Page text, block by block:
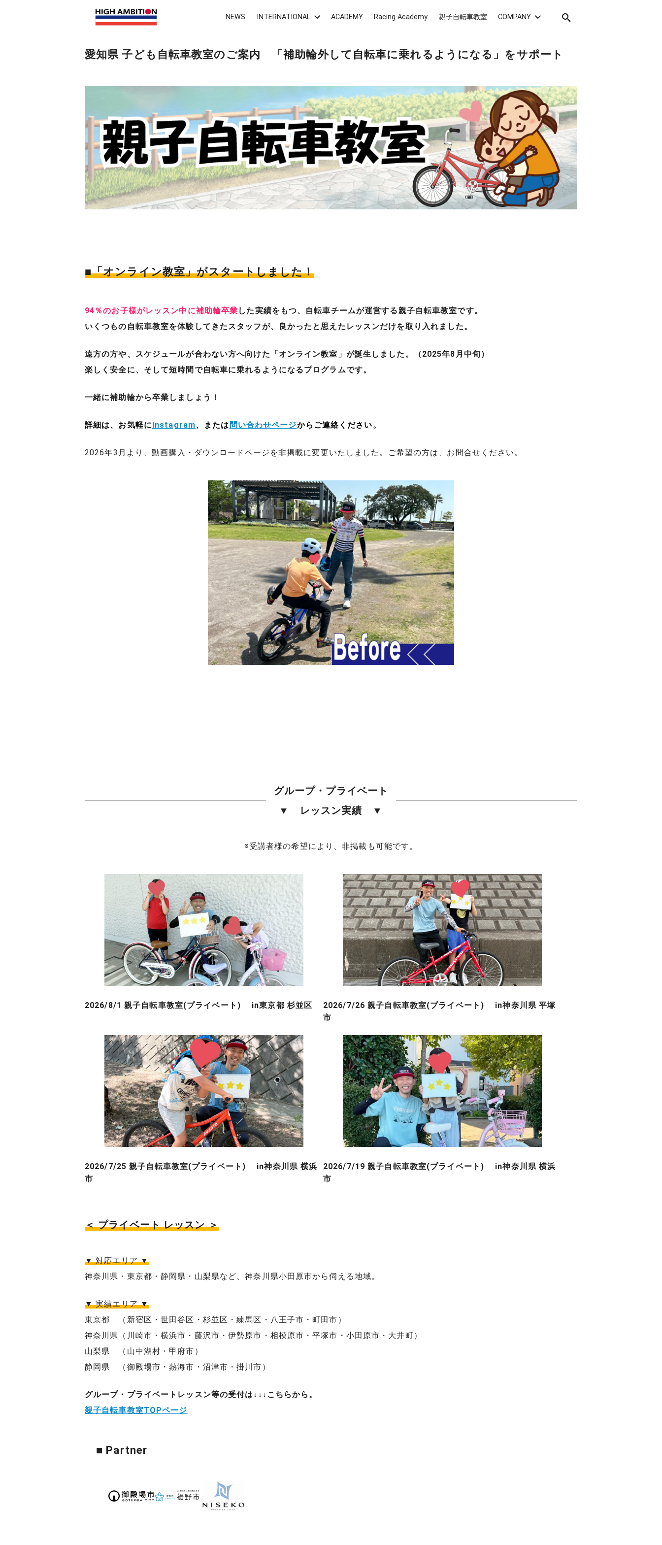
NEWS INTERNATIONAL ACADEMY Racing Academy 親子自転車教室 COMPANY
愛知県 子ども自転車教室のご案内 「補助輪外して自転車に乗れるようになる」をサポート
■「オンライン教室」がスタートしました！
94％のお子様がレッスン中に補助輪卒業 した実績をもつ、自転車チームが運営する親子自転車教室です。
いくつもの自転車教室を体験してきたスタッフが、良かったと思えたレッスンだけを取り入れました。
遠方の方や、スケジュールが合わない方へ向けた「オンライン教室」が誕生しました。（2025年8月中旬）
楽しく安全に、そして短時間で自転車に乗れるようになるプログラムです。
一緒に補助輪から卒業しましょう！
詳細は、お気軽にInstagram、または 問い合わせページからご連絡ください。
2026年3月より、動画購入・ダウンロードページを非掲載に変更いたしました。ご希望の方は、お問合せください。
グループ・プライベート
▼ レッスン実績 ▼
※受講者様の希望により、非掲載も可能です。
2026/8/1 親子自転車教室(プライベート) in東京都 杉並区
2026/7/26 親子自転車教室(プライベート) in神奈川県 平塚
市
2026/7/25 親子自転車教室(プライベート) in神奈川県 横浜
市
2026/7/19 親子自転車教室(プライベート) in神奈川県 横浜
市
＜ プライベート レッスン ＞
▼ 対応エリア ▼
神奈川県・東京都・静岡県・山梨県など、神奈川県小田原市から伺える地域。
▼ 実績エリア ▼
東京都 （新宿区・世田谷区・杉並区・練馬区・八王子市・町田市）
神奈川県（川崎市・横浜市・藤沢市・伊勢原市・相模原市・平塚市・小田原市・大井町）
山梨県 （山中湖村・甲府市）
静岡県 （御殿場市・熱海市・沼津市・掛川市）
グループ・プライベートレッスン等の受付は↓↓↓こちらから。
親子自転車教室TOPページ
■ Partner